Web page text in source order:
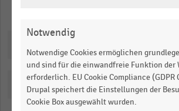
Range:
1.01808.
Katalogisierung
Notwendig
Notwendige Cookies ermöglichen
und sind für die einwandfreie Funktion der
erforderlich. EU Cookie Compliance (GDPR
Drupal speichert die Einstellungen der
Cookie Box ausgewählt wurden.